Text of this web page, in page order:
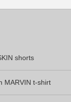
shorts
MARVIN t-shirt